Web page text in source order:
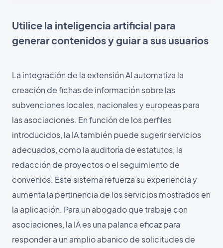
Utilice la inteligencia artificial para
generar contenidos y guiar a sus usuarios
La integración de la extensión AI automatiza la
creación de fichas de información sobre las
subvenciones locales, nacionales y europeas para
las asociaciones. En función de los perfiles
introducidos, la IA también puede sugerir servicios
adecuados, como la auditoría de estatutos, la
redacción de proyectos o el seguimiento de
convenios. Este sistema refuerza su experiencia y
aumenta la pertinencia de los servicios mostrados en
la aplicación. Para un abogado que trabaje con
asociaciones, la IA es una palanca eficaz para
responder a un amplio abanico de solicitudes de